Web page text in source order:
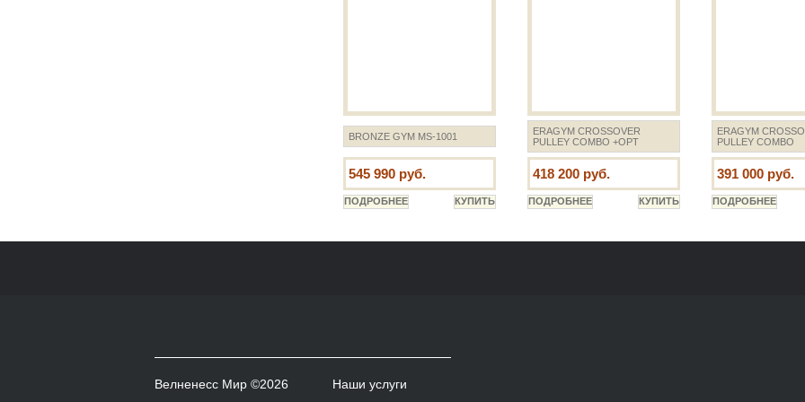
BRONZE GYM MS-1001
ERAGYM CROSSOVER
PULLEY COMBO +OPT
ERAGYM
PULLEY COMBO
545 990 руб. 418 200 руб. 391 000 руб.
Наши услуги
Велненесс Мир ©2026